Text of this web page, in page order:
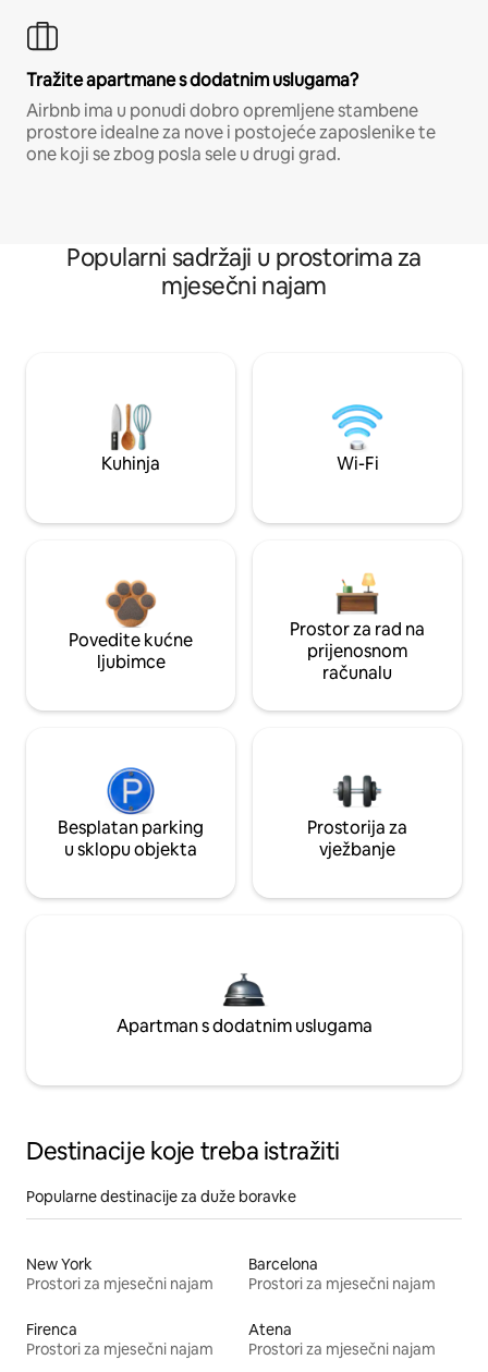
Tražite apartmane s dodatnim uslugama?
Airbnb ima u ponudi dobro opremljene stambene
prostore idealne za nove i postojeće zaposlenike te
one koji se zbog posla sele u drugi grad.
Popularni sadržaji u prostorima za
mjesečni najam
Kuhinja Wi-Fi
Povedite kućne
ljubimce
Prostor za rad na
prijenosnom
računalu
Besplatan parking
u sklopu objekta
Prostorija za
vježbanje
Apartman s dodatnim uslugama
Destinacije koje treba istražiti
Popularne destinacije za duže boravke
New York
Prostori za mjesečni najam
Barcelona
Prostori za mjesečni najam
Firenca
Prostori za mjesečni najam
Atena
Prostori za mjesečni najam